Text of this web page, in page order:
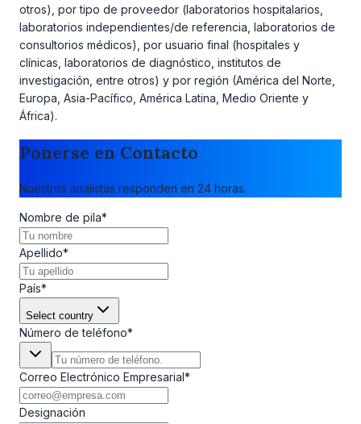
otros), por tipo de proveedor (laboratorios hospitalarios,
laboratorios independientes/de referencia, laboratorios de
consultorios médicos), por usuario final (hospitales y
clínicas, laboratorios de diagnóstico, institutos de
investigación, entre otros) y por región (América del Norte,
Europa, Asia-Pacífico, América Latina, Medio Oriente y
África).
Ponerse en Contacto
Nuestros analistas responden en 24 horas.
Nombre de pila*
Apellido*
País*
Select country
Número de teléfono*
Correo Electrónico Empresarial*
Designación